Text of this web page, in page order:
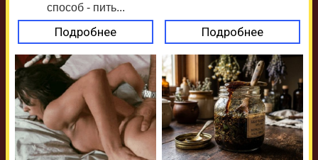
способ - пить...
Подробнее Подробнее